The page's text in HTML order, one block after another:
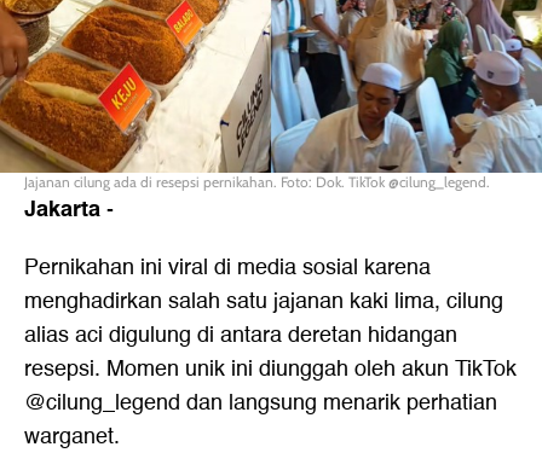
Jajanan cilung ada di resepsi pernikahan. Foto: Dok. TikTok @cilung_legend.
Jakarta-
Pernikahan ini viral di media sosial karena
menghadirkan salah satu jajanan kaki lima, cilung
alias aci digulung di antara deretan hidangan
resepsi. Momen unik ini diunggah oleh akun TikTok
@cilung_legend dan langsung menarik perhatian
warganet.